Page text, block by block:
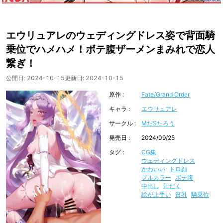
エウリュアレのウェディングドレス姿で背面騎
乗位でハメハメ！ボテ腹ザーメンまみれで恋人
繋ぎ！
公開日: 2024-10-15更新日: 2024-10-15
原作
Fate/Grand Order
キャラ
エウリュアレ
サークル
MだSたろう
発売日
2024/09/25
タグ
CG集
ウェディングドレス
かわいい
トロ顔
フルカラー ボテ腹
中出し
汗だく
絵が上手い 貧乳 騎乗位